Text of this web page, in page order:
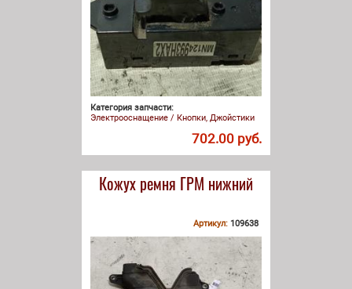
Категория запчасти:
Электрооснащение / Кнопки, Джойстики
702.00 руб.
Кожух ремня ГРМ нижний
Артикул: 109638